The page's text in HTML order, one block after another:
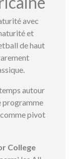
avec
et
de haut
autour
programme
pivot
College